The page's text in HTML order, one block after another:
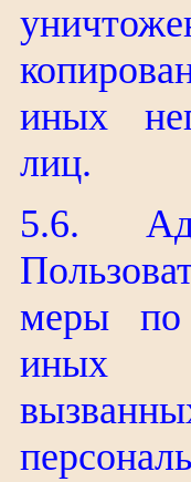
иных
лиц.
5.6.
меры по
иных